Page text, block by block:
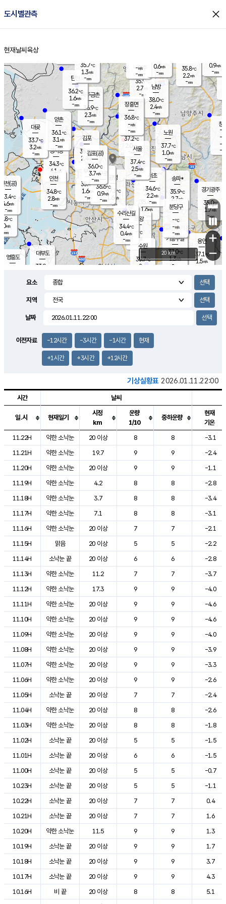
도시별관측 close
홈
현재날씨 육상
의도
℃
m/s
mm
영흥도
양주
35.9℃
2.7
-mm
과천
35.4℃
1.6m/s
- mm
용인
37.1℃
1.5m/s
경기광주
35.0℃
1.7m/s
-mm
2.1m/s
대부도
33.9
경서동
34.3℃
4.1 m/s
-mm
파주금촌
36.9℃
2.3m/s
-mm
35.8℃
2.2m/s
-mm
대곶
33.7℃
3.2m/s
-mm
창
-
-m/
-
탄현
36.2℃
1.6m/s
-mm
0.9m/s
-mm
의왕
- ℃
m/s
mm
김포
35.8℃
2.4 m/s
mm
광명
37.1
℃
1.6 m/s
-mm
부천
35.4℃
1.6m/s
-mm
양촌
36.1℃
3.1 m/s
-mm
구로
36.6℃
0.9m/s
-mm
은평
37.2℃
2.0 m/s
- mm
노원
37.7℃
1.0m/s
-mm
송파*
35.9℃
2.7m/s
-mm
서초
34.6℃
2.2m/s
-mm
남방
38.0℃
2.4m/s
-mm
기흥구갈
37.0℃
1.3m/s
-
수리산길
34.4℃
0.4m/s
-mm
분당구
-℃
-m/s
-mm
장흥면
36.8℃
-m/s
-mm
-m/s
-mm
인천(공)
33.4℃
4.6m/s
-mm
김포(공)
36.0℃
3.7m/s
-mm
수원
35.7℃
2 m/s
인천
34.8℃
2.8m/s
-mm
서울
37.4℃
2.5m/s
-mm
35.7℃
1.3m/s
-mm
0.6m/s
-mm
+
−
20 km
요소
지역
날짜
이전자료 -12시간 -3시간 -1시간 현재
+1시간 +3시간 +12시간
기상실황표 2026.01.11.22:00
도시별 기상실황표로 지점, 날씨, 기온, 강수, 바람, 기압등을 안내한 표입
시간 날씨
일.시 현재일기
시정
km
운량
1/10
중하운량
현재
기온
11.22H
약한 소낙눈 20 이상 8 8
-3.1
11.21H
약한 소낙눈 19.7 9 9
-2.4
11.20H
약한 소낙눈 20 이상 9 9
-1.1
11.19H
약한 소낙눈 4.2 8 8
-2.8
11.18H
약한 소낙눈 3.7 8 8
-3.4
11.17H
약한 소낙눈 7.1 8 8
-3.1
11.16H
약한 소낙눈 20 이상 7 7
-2.1
11.15H
맑음 20 이상 5 5
-2.2
11.14H
소낙눈 끝 20 이상 6 6
-2.8
11.13H
약한 소낙눈 11.2 7 7
-3.7
11.12H
약한 소낙눈 17.3 9 9
-4.0
11.11H
약한 소낙눈 20 이상 9 9
-4.6
11.10H
약한 소낙눈 20 이상 9 9
-4.6
11.09H
약한 소낙눈 20 이상 9 9
-4.0
11.08H
약한 소낙눈 20 이상 9 9
-3.9
11.07H
약한 소낙눈 20 이상 9 9
-3.3
11.06H
약한 소낙눈 20 이상 9 9
-2.6
11.05H
소낙눈 끝 20 이상 7 7
-2.4
11.04H
약한 소낙눈 20 이상 8 8
-2.6
11.03H
약한 소낙눈 20 이상 8 8
-1.8
11.02H
소낙눈 끝 20 이상 5 5
-1.5
11.01H
소낙눈 끝 20 이상 6 6
-1.5
11.00H
소낙눈 끝 20 이상 5 5
-0.7
10.23H
소낙눈 끝 20 이상 5 5
-1.1
10.22H
소낙눈 끝 20 이상 7 7
0.4
10.21H
소낙눈 끝 20 이상 7 7
1.6
10.20H
약한 소낙눈 11.5 9 9
1.3
10.19H
소낙눈 끝 20 이상 9 9
1.7
10.18H
소낙눈 끝 20 이상 9 9
3.7
10.17H
소낙눈 끝 20 이상 9 9
4.3
10.16H
비 끝 20 이상 8 8
5.1